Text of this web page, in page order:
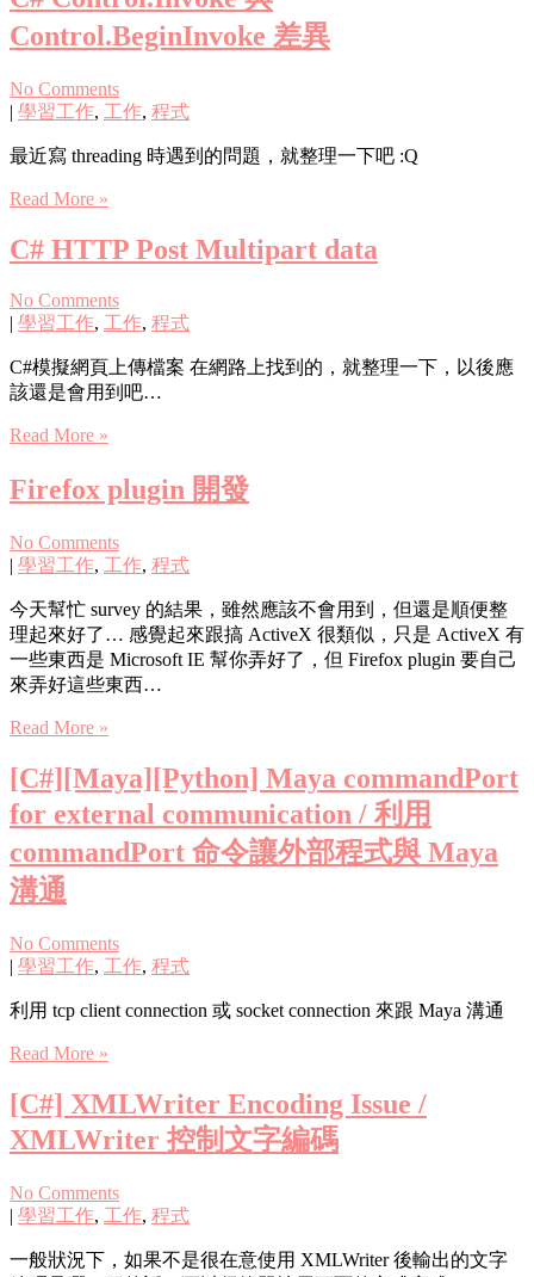
Control.BeginInvoke 差異
No Comments
| 學習工作, 工作, 程式
最近寫 threading 時遇到的問題，就整理一下吧 :Q
Read More »
C# HTTP Post Multipart data
No Comments
| 學習工作, 工作, 程式
C#模擬網頁上傳檔案 在網路上找到的，就整理一下，以後應
該還是會用到吧…
Read More »
Firefox plugin 開發
No Comments
| 學習工作, 工作, 程式
今天幫忙 survey 的結果，雖然應該不會用到，但還是順便整
理起來好了… 感覺起來跟搞 ActiveX 很類似，只是 ActiveX 有
一些東西是 Microsoft IE 幫你弄好了，但 Firefox plugin 要自己
來弄好這些東西…
Read More »
[C#][Maya][Python] Maya commandPort
for external communication / 利用
commandPort 命令讓外部程式與 Maya
溝通
No Comments
| 學習工作, 工作, 程式
利用 tcp client connection 或 socket connection 來跟 Maya 溝通
Read More »
[C#] XMLWriter Encoding Issue /
XMLWriter 控制文字編碼
No Comments
| 學習工作, 工作, 程式
一般狀況下，如果不是很在意使用 XMLWriter 後輸出的文字